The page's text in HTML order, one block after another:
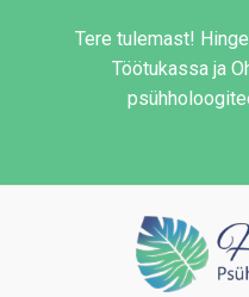
Tere tulemast!
Töötukassa ja